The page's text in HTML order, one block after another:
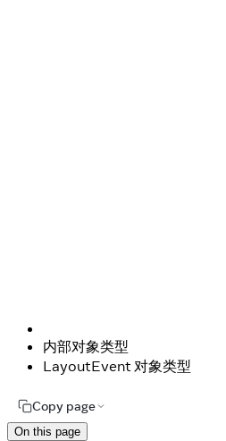
内部对象类型
LayoutEvent 对象类型
Copy page
On this page